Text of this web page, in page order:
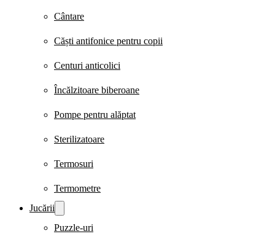
Cântare
Căști antifonice pentru copii
Centuri anticolici
Încălzitoare biberoane
Pompe pentru alăptat
Sterilizatoare
Termosuri
Termometre
Jucării
Puzzle-uri